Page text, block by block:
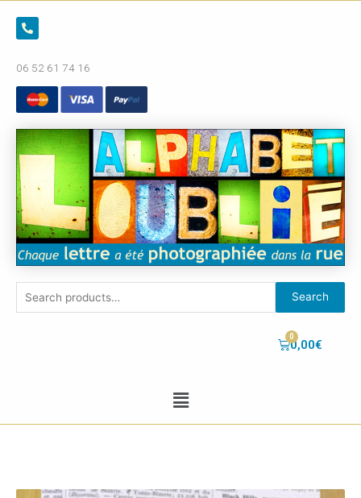
06 52 61 74 16
Search
0,00€